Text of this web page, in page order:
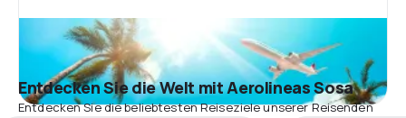
Entdecken Sie die Welt mit Aerolineas Sosa
Entdecken Sie die beliebtesten Reiseziele unserer Reisenden